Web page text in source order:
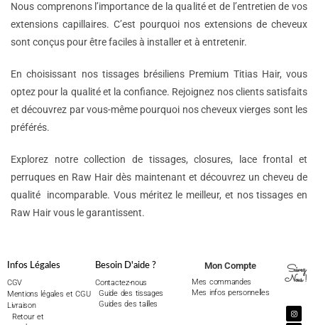
Nous comprenons l’importance de la qualité et de l’entretien de vos
extensions capillaires. C’est pourquoi nos extensions de cheveux
sont conçus pour être faciles à installer et à entretenir.
En choisissant nos tissages brésiliens Premium Titias Hair, vous
optez pour la qualité et la confiance. Rejoignez nos clients satisfaits
et découvrez par vous-même pourquoi nos cheveux vierges sont les
préférés.
Explorez notre collection de tissages, closures, lace frontal et
perruques en Raw Hair dès maintenant et découvrez un cheveu de
qualité incomparable. Vous méritez le meilleur, et nos tissages en
Raw Hair vous le garantissent.
Infos Légales
CGV
Mentions légales et CGU
Livraison
Retour et
Besoin D'aide ?
Contactez-nous
Guide des tissages
Guides des tailles
Mon Compte
Mes commandes
Mes infos personnelles
Suivez
Nous !